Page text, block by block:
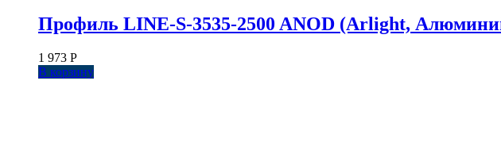
Профиль LINE-S-3535-2500 ANOD (Arlight,
1 973 Р
В корзину